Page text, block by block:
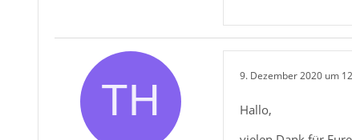
9. Dezember 2020 um
Hallo,